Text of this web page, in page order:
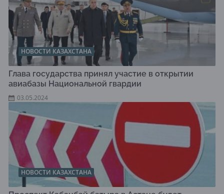
НОВОСТИ КАЗАХСТАНА
Глава государства принял участие в открытии
авиабазы Национальной гвардии
03.05.2024
НОВОСТИ КАЗАХСТАНА